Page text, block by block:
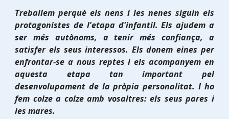
Treballem perquè els nens i les nenes siguin els
protagonistes de l'etapa d'infantil. Els ajudem a
ser més autònoms, a tenir més confiança, a
satisfer els seus interessos. Els donem eines per
enfrontar-se a nous reptes i els acompanyem en
aquesta etapa tan important pel
desenvolupament de la pròpia personalitat. I ho
fem colze a colze amb vosaltres: els seus pares i
les mares.